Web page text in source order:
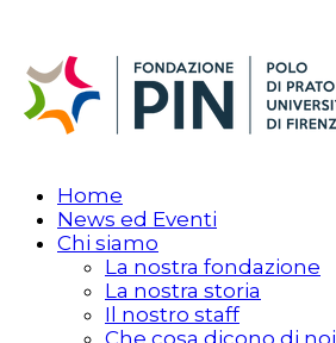
Home
News ed Eventi
Chi siamo
La nostra fondazione
La nostra storia
Il nostro staff
Che cosa dicono di noi